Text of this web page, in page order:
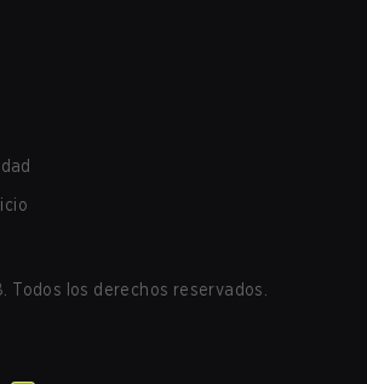
Todos los derechos reservados.